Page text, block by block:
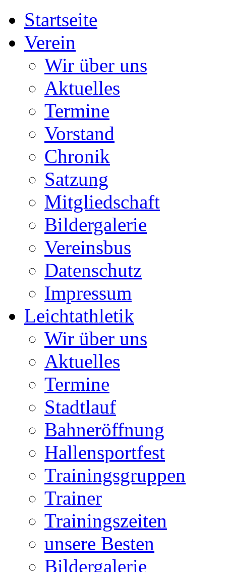
Startseite
Verein
Wir über uns
Aktuelles
Termine
Vorstand
Chronik
Satzung
Mitgliedschaft
Bildergalerie
Vereinsbus
Datenschutz
Impressum
Leichtathletik
Wir über uns
Aktuelles
Termine
Stadtlauf
Bahneröffnung
Hallensportfest
Trainingsgruppen
Trainer
Trainingszeiten
unsere Besten
Bildergalerie